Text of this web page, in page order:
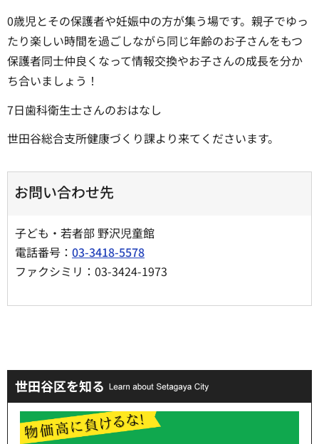
0歳児とその保護者や妊娠中の方が集う場です。親子でゆっ
たり楽しい時間を過ごしながら同じ年齢のお子さんをもつ
保護者同士仲良くなって情報交換やお子さんの成長を分か
ち合いましょう！
7日歯科衛生士さんのおはなし
世田谷総合支所健康づくり課より来てくださいます。
お問い合わせ先
子ども・若者部 野沢児童館
電話番号： 03-3418-5578
ファクシミリ：03-3424-1973
世田谷区を知る